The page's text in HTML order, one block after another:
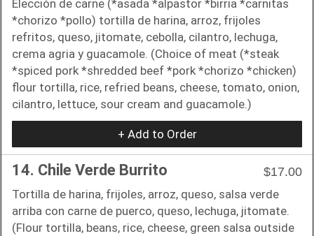
Elección de carne (*asada *alpastor *birria *carnitas
*chorizo *pollo) tortilla de harina, arroz, frijoles
refritos, queso, jitomate, cebolla, cilantro, lechuga,
crema agria y guacamole. (Choice of meat (*steak
*spiced pork *shredded beef *pork *chorizo *chicken)
flour tortilla, rice, refried beans, cheese, tomato, onion,
cilantro, lettuce, sour cream and guacamole.)
+ Add to Order
14. Chile Verde Burrito
$17.00
Tortilla de harina, frijoles, arroz, queso, salsa verde
arriba con carne de puerco, queso, lechuga, jitomate.
(Flour tortilla, beans, rice, cheese, green salsa outside